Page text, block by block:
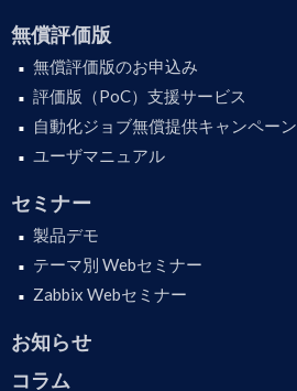
無償評価版
無償評価版のお申込み
評価版（PoC）支援サービス
自動化ジョブ無償提供キャンペーン
ユーザマニュアル
セミナー
製品デモ
テーマ別 Webセミナー
Zabbix Webセミナー
お知らせ
コラム